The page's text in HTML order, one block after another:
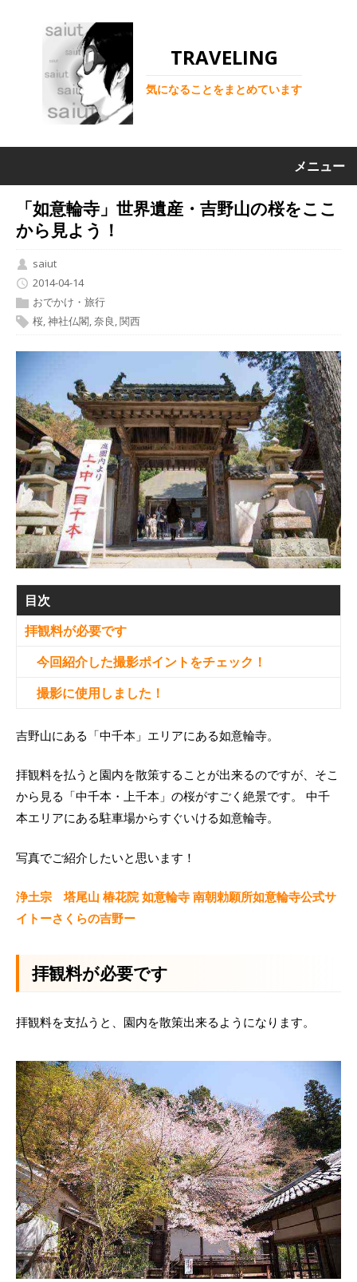
TRAVELING
気になることをまとめています
メニュー
「如意輪寺」世界遺産・吉野山の桜をここ
から見よう！
saiut
2014-04-14
おでかけ・旅行
桜,神社仏閣,奈良,関西
目次
拝観料が必要です
今回紹介した撮影ポイントをチェック！
撮影に使用しました！
吉野山にある「中千本」エリアにある如意輪寺。
拝観料を払うと園内を散策することが出来るのですが、そこ
から見る「中千本・上千本」の桜がすごく絶景です。 中千
本エリアにある駐車場からすぐいける如意輪寺。
写真でご紹介したいと思います！
浄土宗 塔尾山 椿花院 如意輪寺 南朝勅願所如意輪寺公式サ
イトーさくらの吉野ー
拝観料が必要です
拝観料を支払うと、園内を散策出来るようになります。